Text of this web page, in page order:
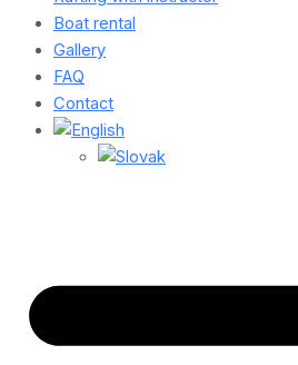
Boat rental
Gallery
FAQ
Contact